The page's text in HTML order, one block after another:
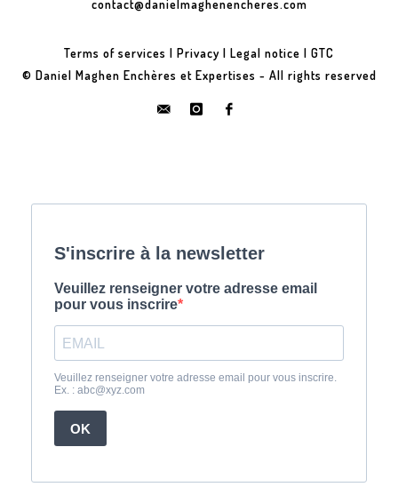
contact@danielmaghenencheres.com
Terms of services | Privacy | Legal notice | GTC
© Daniel Maghen Enchères et Expertises - All rights reserved